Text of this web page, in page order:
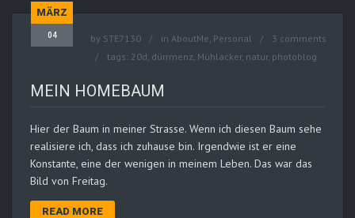
MÄRZ
04 by STE7130 in AboutMe Personal
3 comments
tags: 20d dürrmenz Mühlacker, natur, photoblog
MEIN HOMEBAUM
Hier der Baum in meiner Strasse. Wenn ich diesen Baum sehe
realisiere ich, dass ich zuhause bin. Irgendwie ist er eine
Konstante, eine der wenigen in meinem Leben. Das war das
Bild von Freitag.
READ MORE